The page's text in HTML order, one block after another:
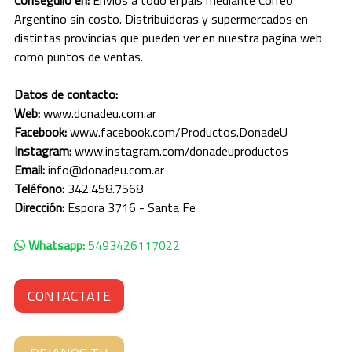
SANTA CRUZ
SANTA FE
SANTIAGO DEL ESTERO
TIERRA DEL FUEGO
TUCUMÁN
Argentino sin costo. Distribuidoras y supermercados en
distintas provincias que pueden ver en nuestra pagina web
como puntos de ventas.
Datos de contacto:
Web:www.donadeu.com.ar
Facebook:www.facebook.com/Productos.DonadeU
Instagram:www.instagram.com/donadeuproductos
Email:info@donadeu.com.ar
Teléfono:342.458.7568
Dirección:Espora 3716 - Santa Fe
Whatsapp:5493426117022
CONTACTATE